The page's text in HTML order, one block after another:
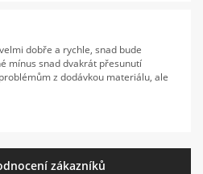
dobře a rychle, snad bude
mínus snad dvakrát přesunutí
z dodávkou materiálu, ale
zákazníků